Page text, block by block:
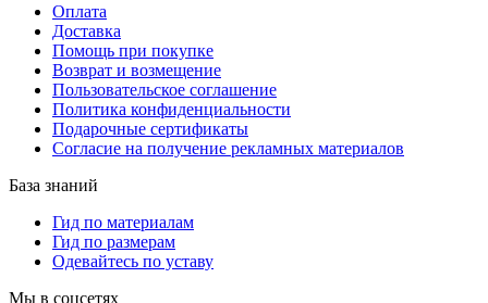
Оплата
Доставка
Помощь при покупке
Возврат и возмещение
Пользовательское соглашение
Политика конфиденциальности
Подарочные сертификаты
Согласие на получение рекламных материалов
База знаний
Гид по материалам
Гид по размерам
Одевайтесь по уставу
Мы в соцсетях